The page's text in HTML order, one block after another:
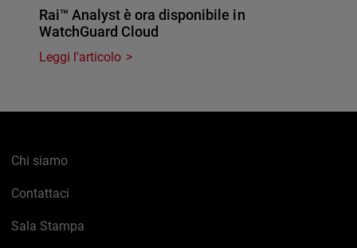
Rai™ Analyst è ora disponibile in
WatchGuard Cloud
Leggi l'articolo
Chi siamo
Contattaci
Sala Stampa